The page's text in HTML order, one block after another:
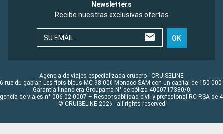
Newsletters
Recibe nuestras exclusivas ofertas
SU EMAIL OK
Agencia de viajes especializada crucero - CRUISELINE
rue du gabian Les flots bleus MC 98 000 Monaco SAM con un capital de 150 000
Garantía financiera Groupama N° de póliza 4000717380/0
de viajes n° 006 02 0007 – Responsabilidad civil y profesional RC RSA de
© CRUISELINE 2026 - all rights reserved